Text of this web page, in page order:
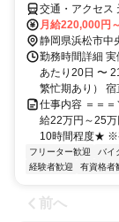
交通・アクセス
月給220,000円
静岡県浜松市中
勤務時間詳細
あたり20日 〜
繁忙期あり） 宿
仕事内容 ＝＝
給22万円～25
10時間程度★ ※
フリーター歓迎 バイ
経験者歓迎
有資格者
前へ